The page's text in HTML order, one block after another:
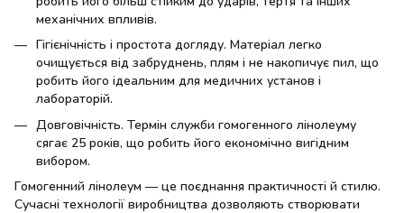
механічних впливів.
Гігієнічність і простота догляду. Матеріал легко
очищується від забруднень, плям і не накопичує пил, що
робить його ідеальним для медичних установ і
лабораторій.
Довговічність. Термін служби гомогенного лінолеуму
сягає 25 років, що робить його економічно вигідним
вибором.
Гомогенний лінолеум — це поєднання практичності й стилю.
Сучасні технології виробництва дозволяють створювати